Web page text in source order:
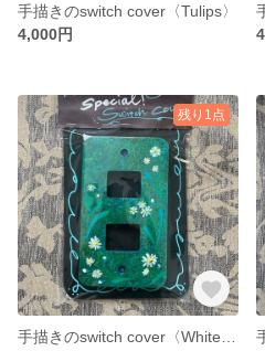
手描きのswitch cover〈Tulips〉
4,000円
残り1点